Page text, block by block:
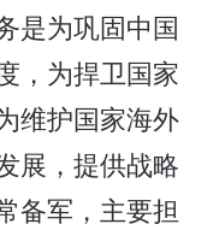
是为巩固中国
，为捍卫国家
维护国家海外
展，提供战略
备军，主要担